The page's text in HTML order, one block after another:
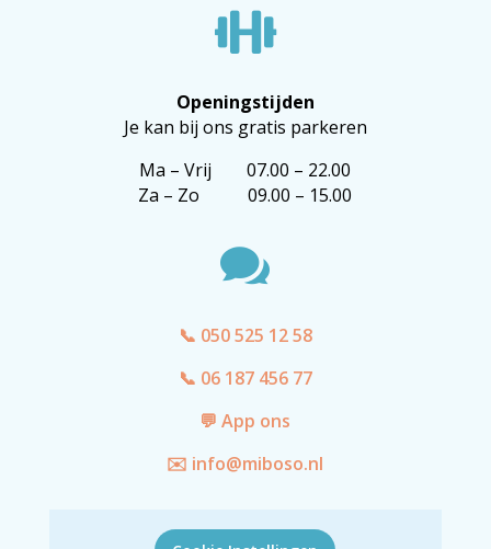

Openingstijden
Je kan bij ons gratis parkeren
Ma – Vrij 07.00 – 22.00
Za – Zo 09.00 – 15.00

📞 050 525 12 58
📞 06 187 456 77
💬 App ons
✉️ info@miboso.nl